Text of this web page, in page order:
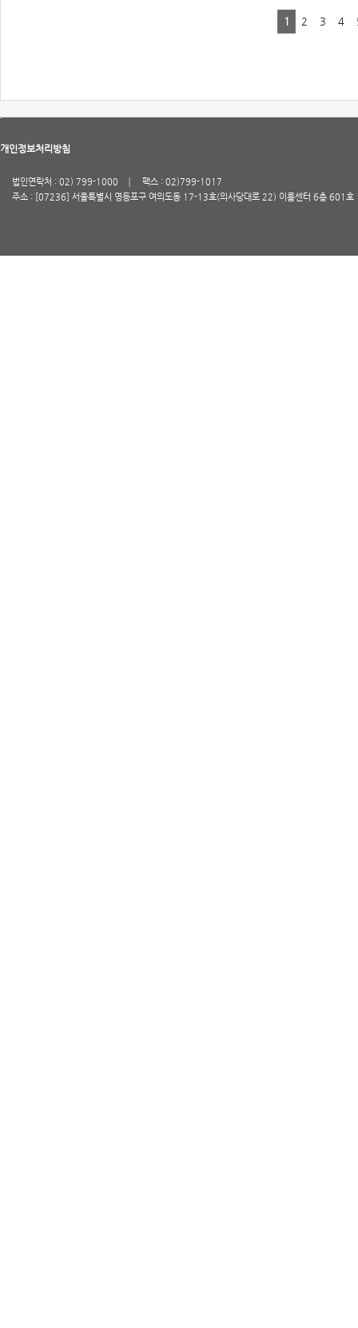
1 2 3 4
개인정보처리방침
법인연락처 : 02) 799-1000
팩스 : 02)799-1017
주소 : [07236] 서울특별시 영등포구 여의도동 17-13호(의사당대로 22) 이룸센터 6층 601호